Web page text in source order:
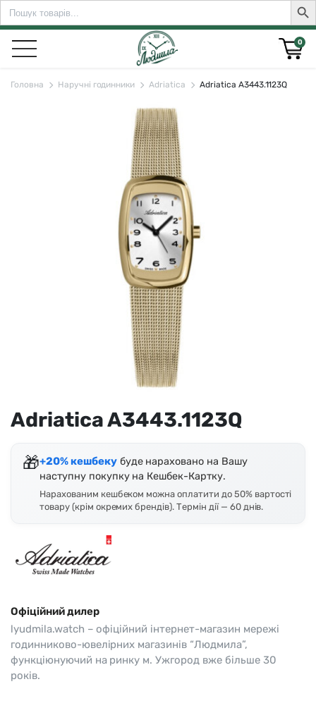
Search
for:
0
Головна Наручні годинники Adriatica Adriatica A3443.1123Q
Adriatica A3443.1123Q
🎁+20% кешбекубуде нараховано на Вашу
наступну покупку на Кешбек-Картку.
Нарахованим кешбеком можна оплатити до 50% вартості
товару (крім окремих брендів). Термін дії — 60 днів.
Офіційний дилер
lyudmila.watch – офіційний інтернет-магазин мережі
годинниково-ювелірних магазинів “Людмила”,
функціюнуючий на ринку м. Ужгород вже більше 30
років.